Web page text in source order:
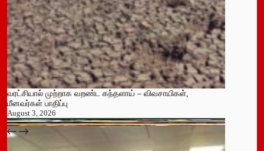
வரட்சியால் முற்றாக வறண்ட கந்தளாய் – விவசாயிகள்,
மீனவர்கள் பாதிப்பு
August 3, 2026
பதுளை மாநகர சபையின் NPP உறுப்பினர் திடீர் ராஜினாமா!
July 14, 2026